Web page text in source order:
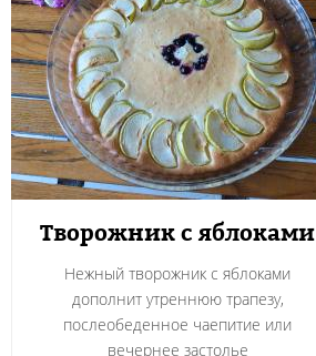
Творожник с яблоками
Нежный творожник с яблоками
дополнит утреннюю трапезу,
послеобеденное чаепитие или
вечернее застолье